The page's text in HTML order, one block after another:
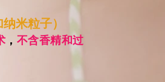
米粒子）
， 不含香精和过